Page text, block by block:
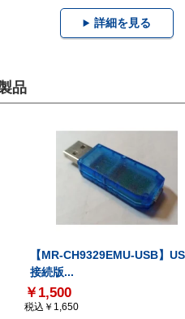
詳細を見る
品
【MR-CH9329EMU-USB】
接続版...
￥1,500
税込￥1,650